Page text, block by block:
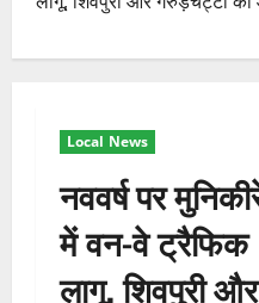
Local News
नववर्ष पर
में वन-वे ट्रैफिक
लागू, शिवपुरी और